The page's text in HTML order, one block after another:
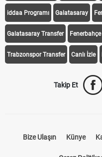
iddaa Programı Galatasaray
Galatasaray Transfer
Trabzonspor Transfer Canlı İzle
Takip Et
Bize Ulaşın Künye